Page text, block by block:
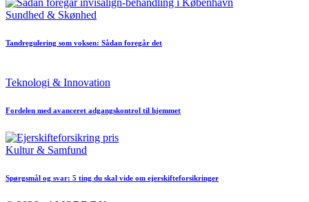
Posted
Sundhed & Skønhed
Tandregulering som voksen: Sådan foregår det
Posted
Teknologi & Innovation
Fordelen med avanceret adgangskontrol til hjemmet
Posted
Kultur & Samfund
Spørgsmål og svar: 5 ting du skal vide om ejerskifteforsikringer